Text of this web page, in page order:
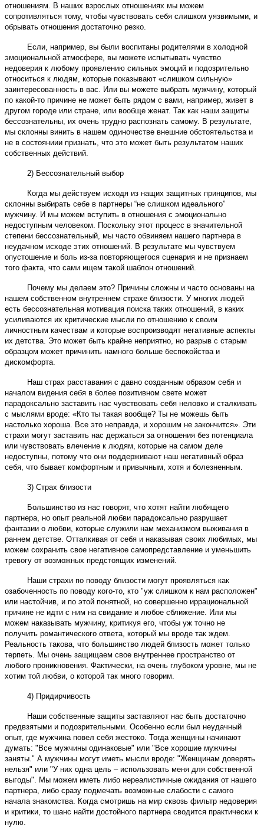
отношениям. В наших взрослых отношениях мы можем
сопротивляться тому, чтобы чувствовать себя слишком уязвимыми, и
обрывать отношения достаточно резко.
Если, например, вы были воспитаны родителями в холодной
эмоциональной атмосфере, вы можете испытывать чувство
недоверия к любому проявлению сильных эмоций и подозрительно
относиться к людям, которые показывают «слишком сильную»
заинтересованность в вас. Или вы можете выбрать мужчину, который
по какой-то причине не может быть рядом с вами, например, живет в
другом городе или стране, или вообще женат. Так как наши защиты
бессознательны, их очень трудно распознать самому. В результате,
мы склонны винить в нашем одиночестве внешние обстоятельства и
не в состояниии признать, что это может быть результатом наших
собственных действий.
2) Бессознательный выбор
Когда мы действуем исходя из нащих защитных принципов, мы
склонны выбирать себе в партнеры “не слишком идеального”
мужчину. И мы можем вступить в отношения с эмоционально
недоступным человеком. Поскольку этот процесс в значительной
степени бессознательный, мы часто обвиняем нашего партнера в
неудачном исходе этих отношений. В результате мы чувствуем
опустошение и боль из-за повторяющегося сценария и не признаем
того факта, что сами ищем такой шаблон отношений.
Почему мы делаем это? Причины сложны и часто основаны на
нашем собственном внутреннем страхе близости. У многих людей
есть бессознательная мотивация поиска таких отношений, в каких
усиливаются их критические мысли по отношению к своим
личностным качествам и которые воспроизводят негативные аспекты
их детства. Это может быть крайне неприятно, но разрыв с старым
образцом может причинить намного больше беспокойства и
дискомфорта.
Наш страх расставания с давно созданным образом себя и
началом видения себя в более позитивном свете может
парадоксально заставить нас чувствовать себя неловко и сталкивать
с мыслями вроде: «Кто ты такая вообще? Ты не можешь быть
настолько хороша. Все это неправда, и хорошим не закончится». Эти
страхи могут заставить нас держаться за отношения без потенциала
или чувствовать влечение к людям, которые на самом деле
недоступны, потому что они поддерживают наш негативный образ
себя, что бывает комфортным и привычным, хотя и болезненным.
3) Страх близости
Большинство из нас говорят, что хотят найти любящего
партнера, но опыт реальной любви парадоксально разрушает
фантазии о любви, которые служили нам механизмом выживания в
раннем детстве. Отталкивая от себя и наказывая своих любимых, мы
можем сохранить свое негативное самопредставление и уменьшить
тревогу от возможных предстоящих изменений.
Наши страхи по поводу близости могут проявляться как
озабоченность по поводу кого-то, кто "уж слишком к нам расположен"
или настойчив, и по этой понятной, но совершенно иррациональной
причине не идти с ним на свидание и любое сближение. Или мы
можем наказывать мужчину, критикуя его, чтобы уж точно не
получить романтического ответа, который мы вроде так ждем.
Реальность такова, что большинство людей близость может только
терпеть. Мы очень защищаем свое внутреннее пространство от
любого проникновения. Фактически, на очень глубоком уровне, мы не
хотим той любви, о которой так много говорим.
4) Придирчивость
Наши собственные защиты заставляют нас быть достаточно
предвзятыми и подозрительными. Особенно если был неудачный
опыт, где мужчина повел себя жестоко. Тогда женщины начинают
думать: "Все мужчины одинаковые" или "Все хорошие мужчины
заняты." А мужчины могут иметь мысли вроде: "Женщинам доверять
нельзя" или "У них одна цель – использовать меня для собственной
выгоды". Мы можем иметь либо нереалистичные ожидания от нашего
партнера, либо сразу подмечать возможные слабости с самого
начала знакомства. Когда смотришь на мир сквозь фильтр недоверия
и критики, то шанс найти достойного партнера сводится практически к
нулю.